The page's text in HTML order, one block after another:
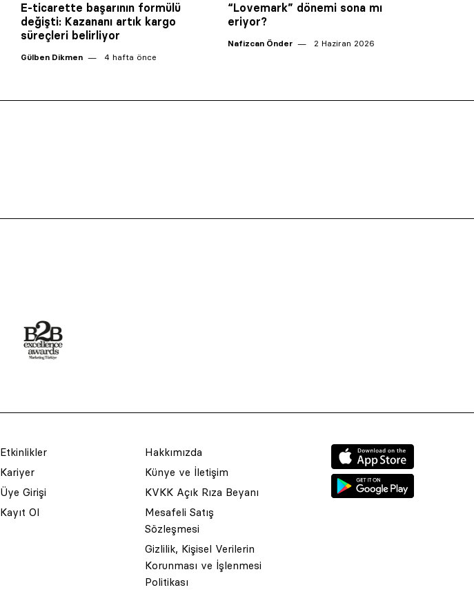
E-ticarette başarının formülü
değişti: Kazananı artık kargo
süreçleri belirliyor
Gülben Dikmen 4 hafta önce
“Lovemark” dönemi sona mı
eriyor?
Nafizcan Önder 2 Haziran 2026
Etkinlikler
Kariyer
Üye Girişi
Kayıt Ol
Hakkımızda
Künye ve İletişim
KVKK Açık Rıza Beyanı
Mesafeli Satış
Sözleşmesi
Gizlilik, Kişisel Verilerin
Korunması ve İşlenmesi
Politikası